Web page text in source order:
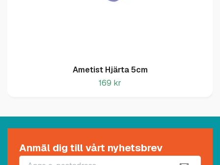
Ametist Hjärta 5cm
169 kr
Anmäl dig till vårt nyhetsbrev